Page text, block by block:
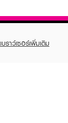
ราว์เซอร์เพิ่มเติม